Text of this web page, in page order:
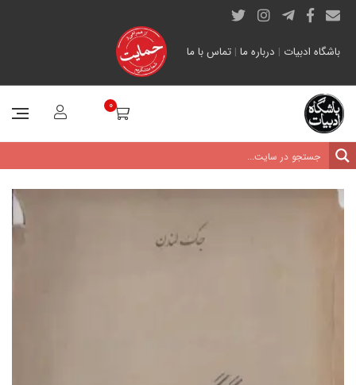
باشگاه ادبیات | درباره ما | تماس با ما
0